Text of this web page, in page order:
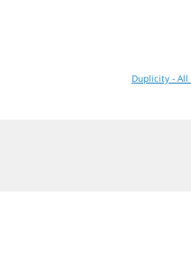
Duplicity -